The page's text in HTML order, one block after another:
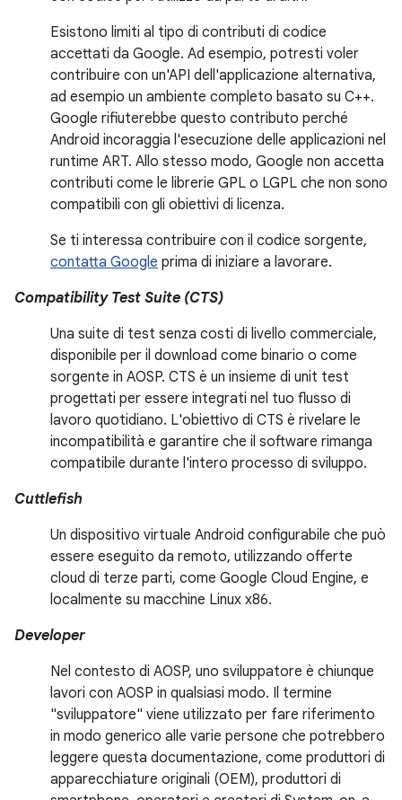
Esistono limiti al tipo di contributi di codice
accettati da Google. Ad esempio, potresti voler
contribuire con un'API dell'applicazione alternativa,
ad esempio un ambiente completo basato su C++.
Google rifiuterebbe questo contributo perché
Android incoraggia l'esecuzione delle applicazioni nel
runtime ART. Allo stesso modo, Google non accetta
contributi come le librerie GPL o LGPL che non sono
compatibili con gli obiettivi di licenza.
Se ti interessa contribuire con il codice sorgente,
contatta Google prima di iniziare a lavorare.
Compatibility Test Suite (CTS)
Una suite di test senza costi di livello commerciale,
disponibile per il download come binario o come
sorgente in AOSP. CTS è un insieme di unit test
progettati per essere integrati nel tuo flusso di
lavoro quotidiano. L'obiettivo di CTS è rivelare le
incompatibilità e garantire che il software rimanga
compatibile durante l'intero processo di sviluppo.
Cuttlefish
Un dispositivo virtuale Android configurabile che può
essere eseguito da remoto, utilizzando offerte
cloud di terze parti, come Google Cloud Engine, e
localmente su macchine Linux x86.
Developer
Nel contesto di AOSP, uno sviluppatore è chiunque
lavori con AOSP in qualsiasi modo. Il termine
"sviluppatore" viene utilizzato per fare riferimento
in modo generico alle varie persone che potrebbero
leggere questa documentazione, come produttori di
apparecchiature originali (OEM), produttori di